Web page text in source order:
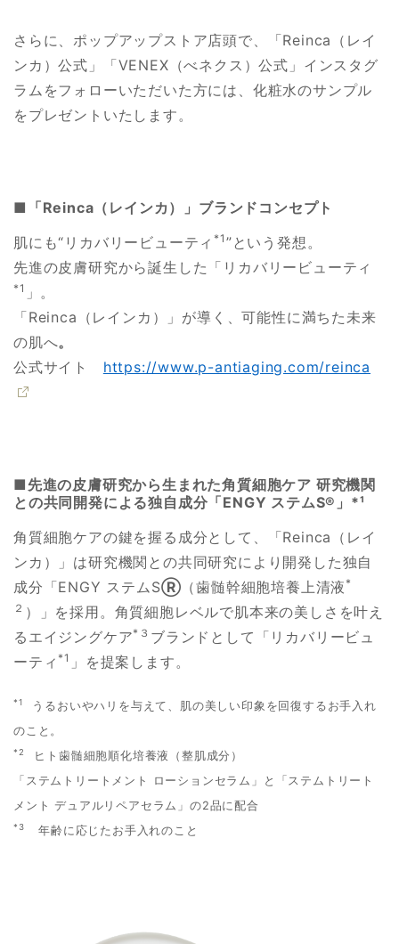
さらに、ポップアップストア店頭で、「Reinca（レイ
ンカ）公式」「VENEX（べネクス）公式」インスタグ
ラムをフォローいただいた方には、化粧水のサンプル
をプレゼントいたします。
■「Reinca（レインカ）」ブランドコンセプト
肌にも“リカバリービューティ *1 ”という発想。
先進の皮膚研究から誕生した「リカバリービューティ
*1 」。
「Reinca（レインカ）」が導く、可能性に満ちた未来
の肌へ。
公式サイト https://www.p-antiaging.com/reinca
■先進の皮膚研究から生まれた角質細胞ケア 研究機関
との共同開発による独自成分「ENGY ステムS®」*¹
角質細胞ケアの鍵を握る成分として、「Reinca（レイ
ンカ）」は研究機関との共同研究により開発した独自
成分「ENGY ステムSⓇ （歯髄幹細胞培養上清液 *
２ ）」を採用。角質細胞レベルで肌本来の美しさを叶え
るエイジングケア*３ ブランドとして「リカバリービュ
ーティ *1 」を提案します。
*1
うるおいやハリを与えて、肌の美しい印象を回復するお手入れ
のこと。
*2
ヒト歯髄細胞順化培養液（整肌成分）
「ステムトリートメント ローションセラム」と「ステムトリート
メント デュアルリペアセラム」の2品に配合
*3 年齢に応じたお手入れのこと